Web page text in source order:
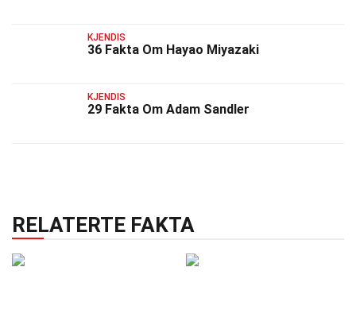
KJENDIS
36 Fakta Om Hayao Miyazaki
KJENDIS
29 Fakta Om Adam Sandler
RELATERTE FAKTA